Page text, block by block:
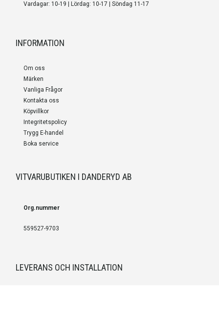
Vardagar: 10-19 | Lördag: 10-17 | Söndag 11-17
INFORMATION
Om oss
Märken
Vanliga Frågor
Kontakta oss
Köpvillkor
Integritetspolicy
Trygg E-handel
Boka service
VITVARUBUTIKEN I DANDERYD AB
Org.nummer
559527-9703
LEVERANS OCH INSTALLATION